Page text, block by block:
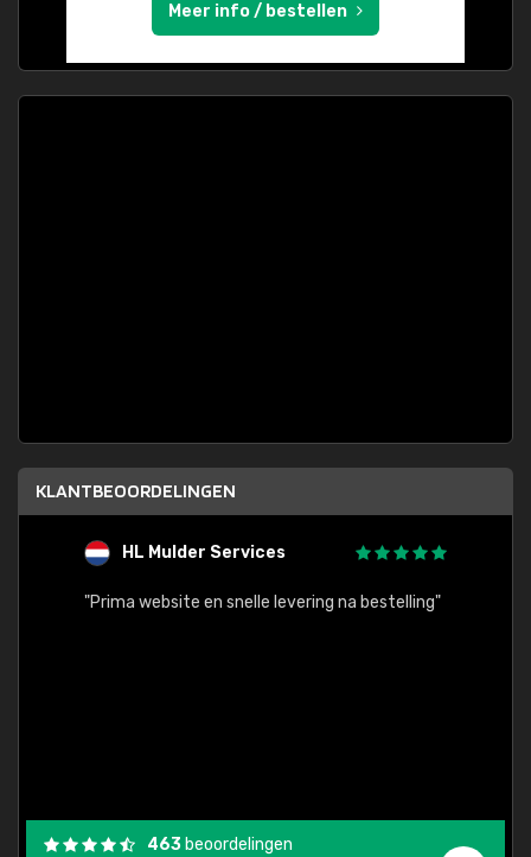
Meer info / bestellen
KLANTBEOORDELINGEN
HL Mulder Services
"Prima website en snelle levering na bestelling"
463 beoordelingen